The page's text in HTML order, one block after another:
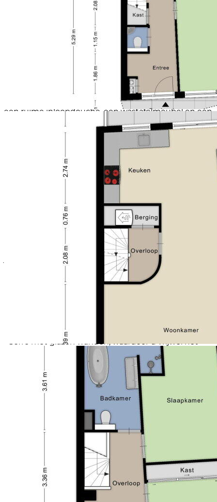
keramische kookplaat, vaatwasser, combi-oven en
quooker en vormt een harmonieus geheel met de
leefruimte, waardoor een open en uitnodigende
woonomgeving ontstaat.
Op de tweede verdieping bevinden zich twee ruime
slaapkamers, welke voorzien zijn van vloerbedekking
en een slaapkamer ook voorzien is van een
airconditioning, en een werkelijk luxe uitgevoerde
badkamer. Deze badkamer is voorzien van een ligbad,
een ruime inloopdouche, een wastafelmeubel en een
toilet, en beschikt eveneens over vloerverwarming.
De gehele verdieping is met dezelfde zorg en
hoogwaardige afwerking uitgevoerd als de rest van
Bijna de gehele woning is tevens voorzien van een
visgraat pvc vloer.
beschikt over een verzorgde achtertuin met een
carport, een vrijstaande berging en een laadpaal voor
een elektrische auto, waarmee ook op dit vlak is
ingespeeld op modern en duurzaam wonen. De serre
vormt een prachtige overgang tussen woning en tuin
en zorgt voor extra leefruimte gedurende het hele
- A++, gasloos, voorzien van een warmtepomp (2022)
- Multifunctionele begane grond, ideaal voor kantoor
of praktijk aan huis
- Serre met glazen wanden, waardoor u vrijwel het
hele jaar comfortabel buiten zit
- In 2022 volledig gemoderniseerd, waaronder
keukens, badkamer, vloeren en installaties
- Voorzien van carport, berging en laadpaal voor
elektrische auto
Deze woning verkeert in uitstekende staat van
onderhoud en is werkelijk instapklaar. Luxe,
duurzaamheid, ruimte en een unieke ligging aan het
water komen hier op perfecte wijze samen.
Bent u net zo enthousiast als wij over deze bijzondere
woning? Neem dan contact op met Flevopand
Makelaars voor een bezichtiging. Wij laten u deze
unieke woning graag persoonlijk ervaren.
Vrijstaande houten berging
Voorzieningen (bergruimte)
Elektra
Capaciteit (garage)
1 auto
Soort parkeergelegenheid
Openbaar parkeren